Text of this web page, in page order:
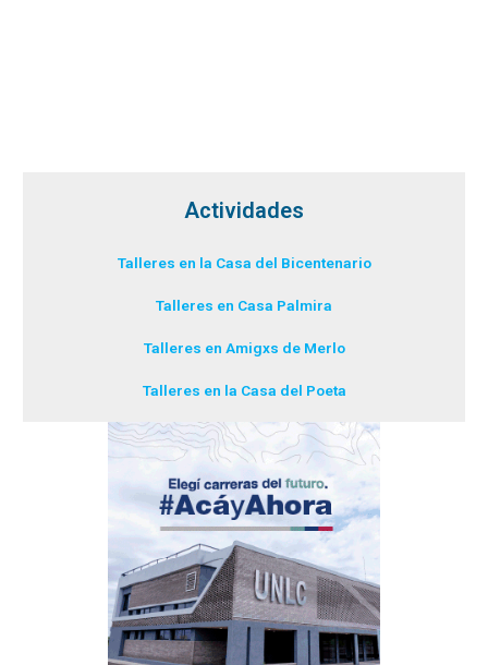
Actividades
Talleres en la Casa del Bicentenario
Talleres en Casa Palmira
Talleres en Amigxs de Merlo
Talleres en la Casa del Poeta